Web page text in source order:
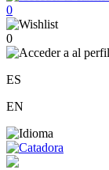
0
0
ES
EN